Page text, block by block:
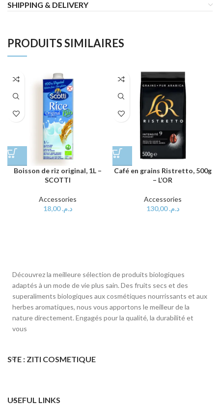
SHIPPING & DELIVERY
PRODUITS SIMILAIRES
Boisson de riz original, 1L –
SCOTTI
Accessories
د.م.18,00
Café en grains Ristretto, 500g
– L’OR
Accessories
د.م.130,00
Découvrez la meilleure sélection de produits biologiques
adaptés à un mode de vie plus sain. Des fruits secs et des
superaliments biologiques aux cosmétiques nourrissants et aux
herbes aromatiques, nous vous apportons le meilleur de la
nature directement. Engagés pour la qualité, la durabilité et
vous
STE : ZITI COSMETIQUE
USEFUL LINKS